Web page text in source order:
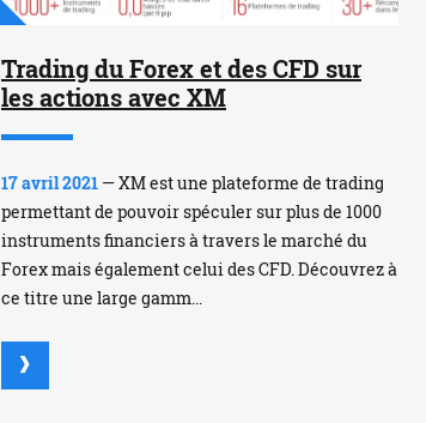
Trading du Forex et des CFD sur
les actions avec XM
17 avril 2021 — XM est une plateforme de trading
permettant de pouvoir spéculer sur plus de 1000
instruments financiers à travers le marché du
Forex mais également celui des CFD. Découvrez à
ce titre une large gamm...